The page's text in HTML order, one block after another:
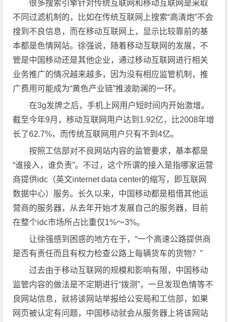
很多搜索引擎针对传统互联网和移动互联网是采取
不同过滤机制的，比如在传统互联网上搜索“高清炮”不会
搜到不良信息，而在移动互联网上，显示比较靠前的基
本都是色情网站。徐强说，随着移动互联网的发展，不
管是中国移动还是其他企业，通过移动互联网进行相关
业务推广的情况越来越多，因为没有相应监管机制，推
广费用可能成为“黄色产业链”推波助澜的一环。
在3g发牌之后，手机上网用户短时间内开始激增。
截至今年9月，移动互联网用户达到1.92亿，比2008年增
长了62.7%，而传统互联网用户只有不到4亿。
按照工信部对不良网站内容的监管要求，基本都是
“谁接入，谁负责”。不过，这个所谓的接入是指哪家运营
商提供idc（英文internet data center的缩写，即互联网
数据中心）服务。长久以来，中国移动都是租借其他运
营商的服务器，从去年开始才发展自己的服务器，目前
在整个idc市场所占比重仅1%～3%。
让徐强感到困惑的地方在于，“一个高速公路提供商
是否有责任而且有权力检查公路上每辆货车的货物？”
过去由于移动互联网的规模和影响有限，中国移动
监管内容的做法是不定期进行“拨测”，一旦发现色情等不
良网站信息，就将该网站举报给公安局和工信部，如果
网页被认定有问题，中国移动就会从服务器上将该网站